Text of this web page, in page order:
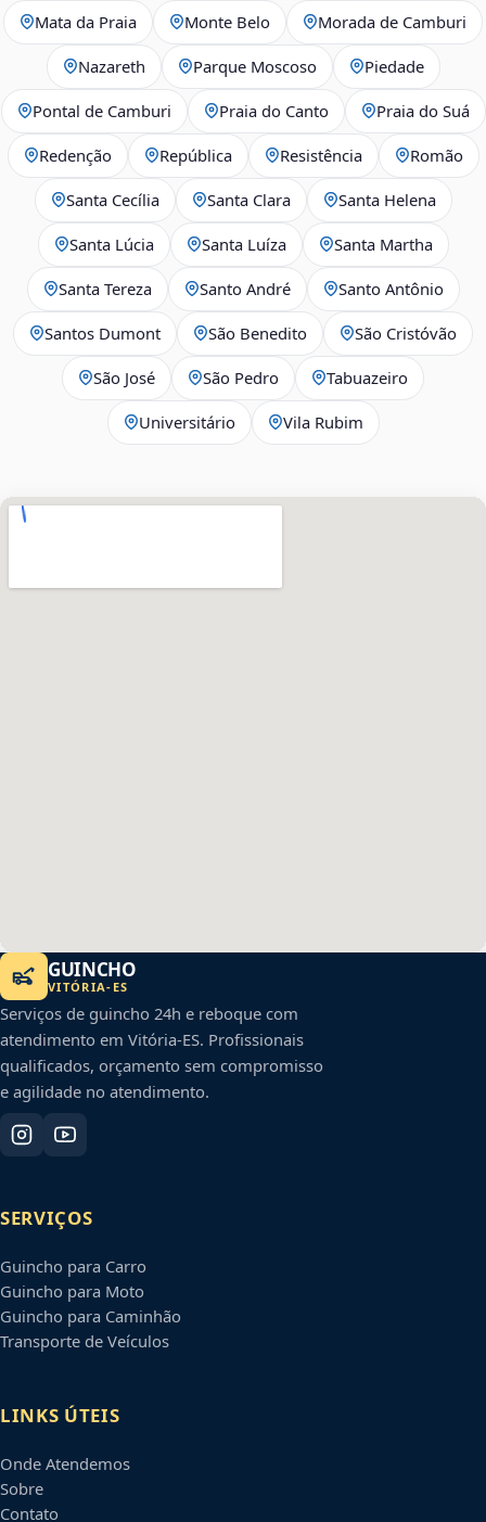
Mata da Praia Monte Belo Morada de Camburi
Nazareth Parque Moscoso Piedade
Pontal de Camburi Praia do Canto Praia do Suá
Redenção República Resistência Romão
Santa Cecília Santa Clara Santa Helena
Santa Lúcia Santa Luíza Santa Martha
Santa Tereza Santo André Santo Antônio
Santos Dumont São Benedito São Cristóvão
São José São Pedro Tabuazeiro
Universitário Vila Rubim
GUINCHO
VITÓRIA- ES
Serviços de guincho 24h e reboque com
atendimento em Vitória-ES. Profissionais
qualificados, orçamento sem compromisso
e agilidade no atendimento.
SERVIÇOS
Guincho para Carro
Guincho para Moto
Guincho para Caminhão
Transporte de Veículos
LINKS ÚTEIS
Onde Atendemos
Sobre
Contato